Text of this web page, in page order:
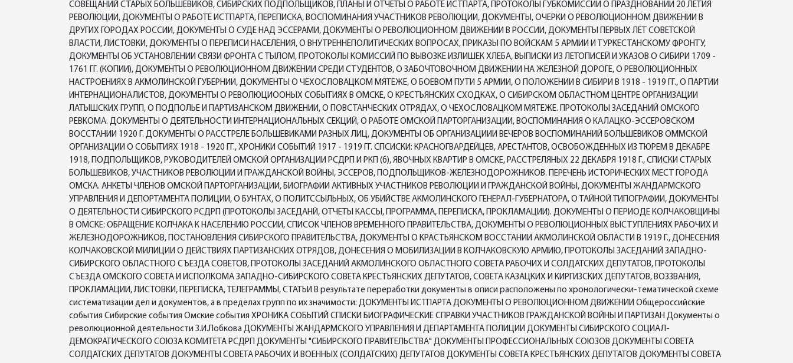
СОВЕЩАНИЙ СТАРЫХ БОЛЬШЕВИКОВ, СИБИРСКИХ ПОДПОЛЬЩИКОВ, ПЛАНЫ И ОТЧЕТЫ О РАБОТЕ ИСТПАРТА, ПРОТОКОЛЫ ГУБКОМИССИИ О ПРАЗДНОВАНИИ 20 ЛЕТИЯ
РЕВОЛЮЦИИ, ДОКУМЕНТЫ О РАБОТЕ ИСТПАРТА, ПЕРЕПИСКА, ВОСПОМИНАНИЯ УЧАСТНИКОВ РЕВОЛЮЦИИ, ДОКУМЕНТЫ, ОЧЕРКИ О РЕВОЛЮЦИОННОМ ДВИЖЕНИИ В
ДРУГИХ ГОРОДАХ РОССИИ, ДОКУМЕНТЫ О СУДЕ НАД ЭССЕРАМИ, ДОКУМЕНТЫ О РЕВОЛЮЦИОННОМ ДВИЖЕНИИ В РОССИИ, ДОКУМЕНТЫ ПЕРВЫХ ЛЕТ СОВЕТСКОЙ
ВЛАСТИ, ЛИСТОВКИ, ДОКУМЕНТЫ О ПЕРЕПИСИ НАСЕЛЕНИЯ, О ВНУТРЕННЕПОЛИТИЧЕСКИХ ВОПРОСАХ, ПРИКАЗЫ ПО ВОЙСКАМ 5 АРМИИ И ТУРКЕСТАНСКОМУ ФРОНТУ,
ДОКУМЕНТЫ ОБ УСТАНОВЛЕНИИ СВЯЗИ ФРОНТА С ТЫЛОМ, ПРОТОКОЛЫ КОМИССИЙ ПО ВЫВОЗКЕ ИЗЛИШЕК ХЛЕБА, ВЫПИСКИ ИЗ ЛЕТОПИСЕЙ И УКАЗОВ О СИБИРИ 1709 -
1761 ГГ. (КОПИИ), ДОКУМЕНТЫ О РЕВОЛЮЦИОННОМ ДВИЖЕНИИ СРЕДИ СТУДЕНТОВ, О ЗАБОЧТОВОЧНОМ ДВИЖЕНИИ НА ЖЕЛЕЗНОЙ ДОРОГЕ, О РЕВОЛЮЦИОННЫХ
НАСТРОЕНИЯХ В АКМОЛИНСКОЙ ГУБЕРНИИ, ДОКУМЕНТЫ О ЧЕХОСЛОВАЦКОМ МЯТЕЖЕ, О БОЕВОМ ПУТИ 5 АРМИИ, О ПОЛОЖЕНИИ В СИБИРИ В 1918 - 1919 ГГ., О ПАРТИИ
ИНТЕРНАЦИОНАЛИСТОВ, ДОКУМЕНТЫ О РЕВОЛЮЦИООНЫХ СОБЫТИЯХ В ОМСКЕ, О КРЕСТЬЯНСКИХ СХОДКАХ, О СИБИРСКОМ ОБЛАСТНОМ ЦЕНТРЕ ОРГАНИЗАЦИИ
ЛАТЫШСКИХ ГРУПП, О ПОДПОЛЬЕ И ПАРТИЗАНСКОМ ДВИЖЕНИИ, О ПОВСТАНЧЕСКИХ ОТРЯДАХ, О ЧЕХОСЛОВАЦКОМ МЯТЕЖЕ. ПРОТОКОЛЫ ЗАСЕДАНИЙ ОМСКОГО
РЕВКОМА. ДОКУМЕНТЫ О ДЕЯТЕЛЬНОСТИ ИНТЕРНАЦИОНАЛЬНЫХ СЕКЦИЙ, О РАБОТЕ ОМСКОЙ ПАРТОРГАНИЗАЦИИ, ВОСПОМИНАНИЯ О КАЛАЦКО-ЭССЕРОВСКОМ
ВОССТАНИИ 1920 Г. ДОКУМЕНТЫ О РАССТРЕЛЕ БОЛЬШЕВИКАМИ РАЗНЫХ ЛИЦ, ДОКУМЕНТЫ ОБ ОРГАНИЗАЦИИИ ВЕЧЕРОВ ВОСПОМИНАНИЙ БОЛЬШЕВИКОВ ОММСКОЙ
ОРГАНИЗАЦИИ О СОБЫТИЯХ 1918 - 1920 ГГ., ХРОНИКИ СОБЫТИЙ 1917 - 1919 ГГ. СПСИСКИ: КРАСНОГВАРДЕЙЦЕВ, АРЕСТАНТОВ, ОСВОБОЖДЕННЫХ ИЗ ТЮРЕМ В ДЕКАБРЕ
1918, ПОДПОЛЬЩИКОВ, РУКОВОДИТЕЛЕЙ ОМСКОЙ ОРГАНИЗАЦИИ РСДРП И РКП (б), ЯВОЧНЫХ КВАРТИР В ОМСКЕ, РАССТРЕЛЯНЫХ 22 ДЕКАБРЯ 1918 Г., СПИСКИ СТАРЫХ
БОЛЬШЕВИКОВ, УЧАСТНИКОВ РЕВОЛЮЦИИ И ГРАЖДАНСКОЙ ВОЙНЫ, ЭССЕРОВ, ПОДПОЛЬЩИКОВ-ЖЕЛЕЗНОДОРОЖНИКОВ. ПЕРЕЧЕНЬ ИСТОРИЧЕСКИХ МЕСТ ГОРОДА
ОМСКА. АНКЕТЫ ЧЛЕНОВ ОМСКОЙ ПАРТОРГАНИЗАЦИИ, БИОГРАФИИ АКТИВНЫХ УЧАСТНИКОВ РЕВОЛЮЦИИ И ГРАЖДАНСКОЙ ВОЙНЫ, ДОКУМЕНТЫ ЖАНДАРМСКОГО
УПРАВЛЕНИЯ И ДЕПОРТАМЕНТА ПОЛИЦИИ, О БУНТАХ, О ПОЛИТССЫЛЬНЫХ, ОБ УБИЙСТВЕ АКМОЛИНСКОГО ГЕНЕРАЛ-ГУБЕРНАТОРА, О ТАЙНОЙ ТИПОГРАФИИ, ДОКУМЕНТЫ
О ДЕЯТЕЛЬНОСТИ СИБИРСКОГО РСДРП (ПРОТОКОЛЫ ЗАСЕДАНЙ, ОТЧЕТЫ КАССЫ, ПРОГРАММА, ПЕРЕПИСКА, ПРОКЛАМАЦИИ). ДОКУМЕНТЫ О ПЕРИОДЕ КОЛЧАКОВЩИНЫ
В ОМСКЕ: ОБРАЩЕНИЕ КОЛЧАКА К НАСЕЛЕНИЮ РОССИИ, СПИСОК ЧЛЕНОВ ВРЕМЕННОГО ПРАВИТЕЛЬСТВА, ДОКУМЕНТЫ О РЕВОЛЮЦИОННЫХ ВЫСТУПЛЕНИЯХ РАБОЧИХ И
ЖЕЛЕЗНОДОРОЖНИКОВ, ПОСТАНОВЛЕНИЯ СИБИРСКОГО ПРАВИТЕЛЬСТВА, ДОКУМЕНТЫ О КРАСТЬЯНСКОМ ВОССТАНИИ АКМОЛИНСКОЙ ОБЛАСТИ В 1919 Г., ДОНЕСЕНИЯ
КОЛЧАКОВСКОЙ МИЛИЦИИ О ДЕЙСТВИЯХ ПАРТИЗАНСКИХ ОТРЯДОВ, ДОНЕСЕНИЯ О МОБИЛИЗАЦИИ В КОЛЧАКОВСКУЮ АРМИЮ, ПРОТОКОЛЫ ЗАСЕДАНИЙ ЗАПАДНО-
СИБИРСКОГО ОБЛАСТНОГО СЪЕЗДА СОВЕТОВ, ПРОТОКОЛЫ ЗАСЕДАНИЙ АКМОЛИНСКОГО ОБЛАСТНОГО СОВЕТА РАБОЧИХ И СОЛДАТСКИХ ДЕПУТАТОВ, ПРОТОКОЛЫ
СЪЕЗДА ОМСКОГО СОВЕТА И ИСПОЛКОМА ЗАПАДНО-СИБИРСКОГО СОВЕТА КРЕСТЬЯНСКИХ ДЕПУТАТОВ, СОВЕТА КАЗАЦКИХ И КИРГИЗСКИХ ДЕПУТАТОВ, ВОЗЗВАНИЯ,
ПРОКЛАМАЦИИ, ЛИСТОВКИ, ПЕРЕПИСКА, ТЕЛЕГРАММЫ, СТАТЬИ В результате переработки документы в описи расположены по хронологически-тематической схеме
систематизации дел и документов, а в пределах групп по их значимости: ДОКУМЕНТЫ ИСТПАРТА ДОКУМЕНТЫ О РЕВОЛЮЦИОННОМ ДВИЖЕНИИ Общероссийские
события Сибирские события Омские события ХРОНИКА СОБЫТИЙ СПИСКИ БИОГРАФИЧЕСКИЕ СПРАВКИ УЧАСТНИКОВ ГРАЖДАНСКОЙ ВОЙНЫ И ПАРТИЗАН Документы о
революционной деятельности З.И.Лобкова ДОКУМЕНТЫ ЖАНДАРМСКОГО УПРАВЛЕНИЯ И ДЕПАРТАМЕНТА ПОЛИЦИИ ДОКУМЕНТЫ СИБИРСКОГО СОЦИАЛ-
ДЕМОКРАТИЧЕСКОГО СОЮЗА КОМИТЕТА РСДРП ДОКУМЕНТЫ "СИБИРСКОГО ПРАВИТЕЛЬСТВА" ДОКУМЕНТЫ ПРОФЕССИОНАЛЬНЫХ СОЮЗОВ ДОКУМЕНТЫ СОВЕТА
СОЛДАТСКИХ ДЕПУТАТОВ ДОКУМЕНТЫ СОВЕТА РАБОЧИХ И ВОЕННЫХ (СОЛДАТСКИХ) ДЕПУТАТОВ ДОКУМЕНТЫ СОВЕТА КРЕСТЬЯНСКИХ ДЕПУТАТОВ ДОКУМЕНТЫ СОВЕТА